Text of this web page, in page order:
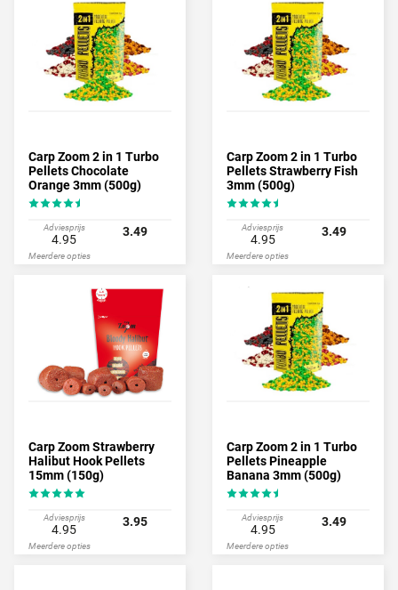
Carp Zoom 2 in 1 Turbo
Pellets Chocolate
Orange 3mm (500g)
Adviesprijs
4.95
3.49
Meerdere opties
Carp Zoom 2 in 1 Turbo
Pellets Strawberry Fish
3mm (500g)
Adviesprijs
4.95
3.49
Meerdere opties
Carp Zoom Strawberry
Halibut Hook Pellets
15mm (150g)
Adviesprijs
4.95
3.95
Meerdere opties
Carp Zoom 2 in 1 Turbo
Pellets Pineapple
Banana 3mm (500g)
Adviesprijs
4.95
3.49
Meerdere opties